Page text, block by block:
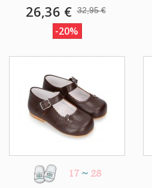
26,36 € 32,95 €
-20%
17 ~ 28